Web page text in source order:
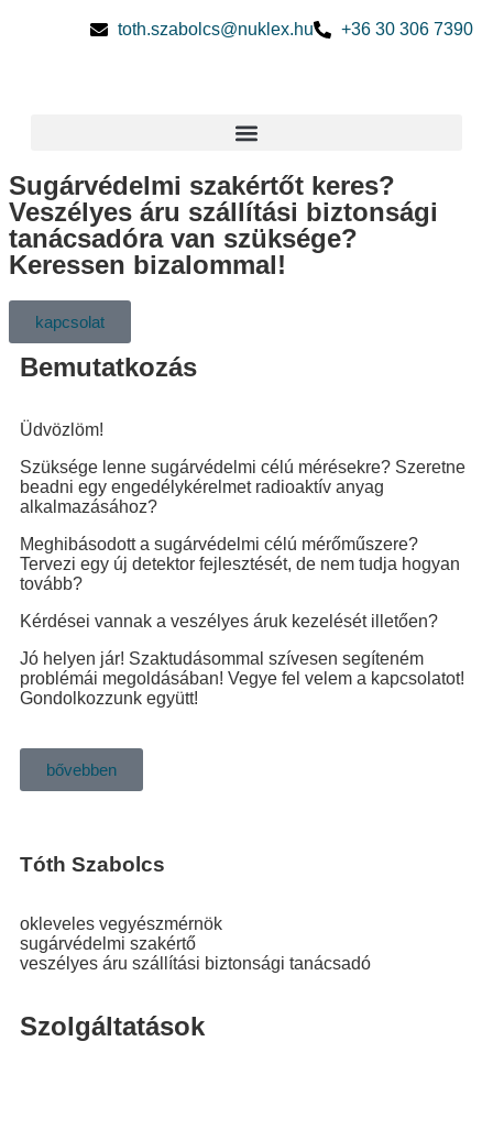
toth.szabolcs@nuklex.hu +36 30 306 7390
Sugárvédelmi szakértőt keres?
Veszélyes áru szállítási biztonsági
tanácsadóra van szüksége?
Keressen bizalommal!
kapcsolat
Bemutatkozás
Üdvözlöm!
Szüksége lenne sugárvédelmi célú mérésekre? Szeretne
beadni egy engedélykérelmet radioaktív anyag
alkalmazásához?
Meghibásodott a sugárvédelmi célú mérőműszere?
Tervezi egy új detektor fejlesztését, de nem tudja hogyan
tovább?
Kérdései vannak a veszélyes áruk kezelését illetően?
Jó helyen jár! Szaktudásommal szívesen segíteném
problémái megoldásában! Vegye fel velem a kapcsolatot!
Gondolkozzunk együtt!
bővebben
Tóth Szabolcs
okleveles vegyészmérnök
sugárvédelmi szakértő
veszélyes áru szállítási biztonsági tanácsadó
Szolgáltatások